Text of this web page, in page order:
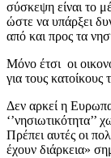
σύσκεψη είναι το
ώστε να υπάρξει
από και προς τα
Μόνο έτσι οι
για τους κατοίκους
Δεν αρκεί η
‘’νησιωτικότητα’’
Πρέπει αυτές οι
έχουν διάρκεια»